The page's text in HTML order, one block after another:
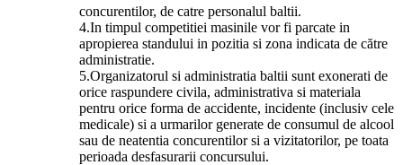
concurentilor, de catre personalul baltii.
4.In timpul competitiei masinile vor fi parcate in
apropierea standului in pozitia si zona indicata de către
administratie.
5.Organizatorul si administratia baltii sunt exonerati de
orice raspundere civila, administrativa si materiala
pentru orice forma de accidente, incidente (inclusiv cele
medicale) si a urmarilor generate de consumul de alcool
sau de neatentia concurentilor si a vizitatorilor, pe toata
perioada desfasurarii concursului.